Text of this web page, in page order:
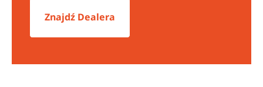
Znajdź Dealera